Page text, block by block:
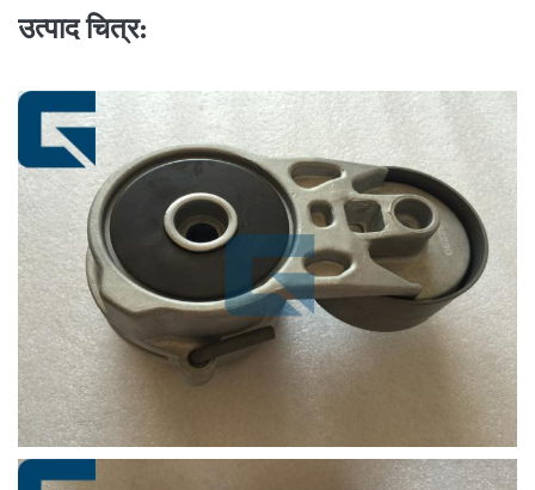
उत्पाद चित्र: